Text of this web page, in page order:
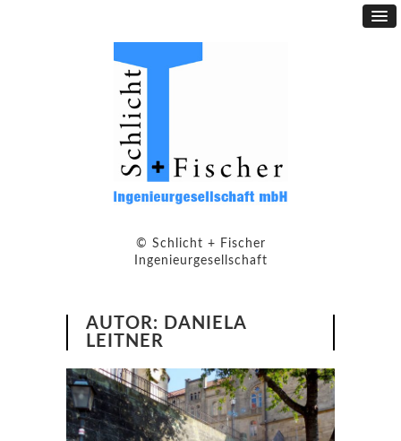
© Schlicht + Fischer
Ingenieurgesellschaft
AUTOR: DANIELA
LEITNER